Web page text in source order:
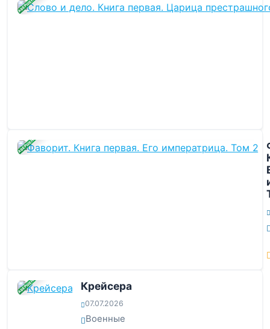
ЗАВЕРШЕНА
ЗАВЕРШЕНА
ЗАВЕРШЕНА Крейсера
07.07.2026
Военные